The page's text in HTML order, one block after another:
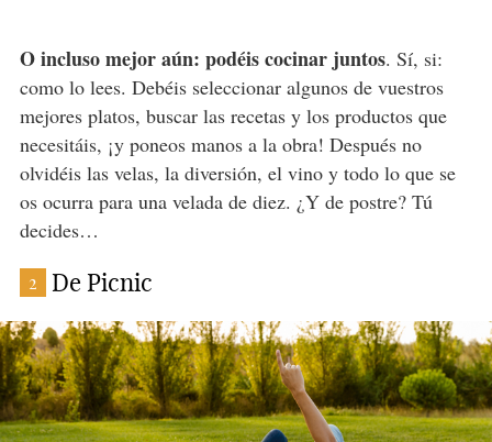
O incluso mejor aún: podéis cocinar juntos. Sí, si:
como lo lees. Debéis seleccionar algunos de vuestros
mejores platos, buscar las recetas y los productos que
necesitáis, ¡y poneos manos a la obra! Después no
olvidéis las velas, la diversión, el vino y todo lo que se
os ocurra para una velada de diez. ¿Y de postre? Tú
decides…
2 De Picnic